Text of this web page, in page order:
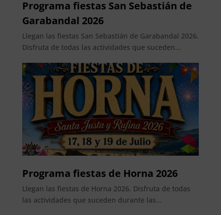
Programa fiestas San Sebastián de
Garabandal 2026
Llegan las fiestas San Sebastián de Garabandal 2026.
Disfruta de todas las actividades que suceden...
Programa fiestas de Horna 2026
Llegan las fiestas de Horna 2026. Disfruta de todas
las actividades que suceden durante las...